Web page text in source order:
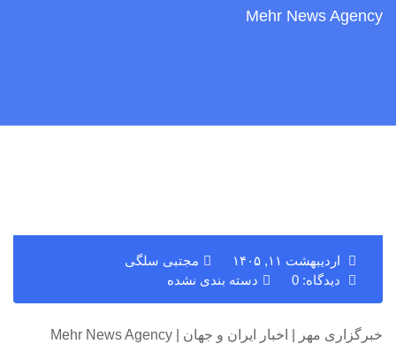
Mehr News Agency
اردیبهشت ۱۱, ۱۴۰۵
مجتبی سلگی
دیدگاه: 0
دسته بندی نشده
خبرگزاری مهر | اخبار ایران و جهان | Mehr News Agency